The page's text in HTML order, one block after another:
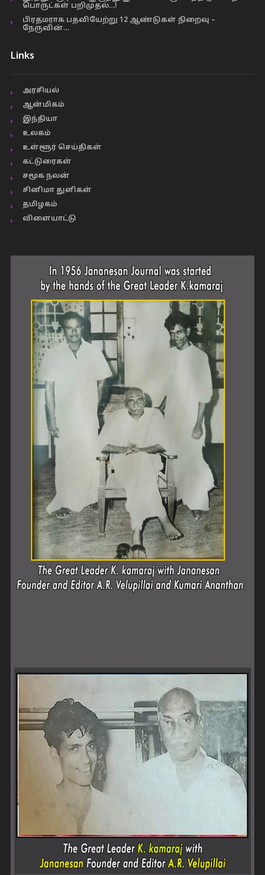
பொருட்கள் பறிமுதல்…!
பிரதமராக பதவியேற்று 12 ஆண்டுகள் நிறைவு –
நேருவின்…
Links
அரசியல்
ஆன்மிகம்
இந்தியா
உலகம்
உள்ளூர் செய்திகள்
கட்டுரைகள்
சமூக நலன்
சினிமா துளிகள்
தமிழகம்
விளையாட்டு